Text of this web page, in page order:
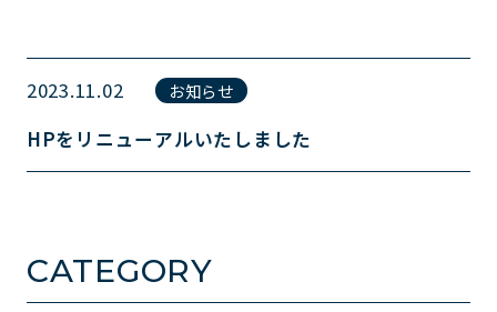
2023.11.02 お知らせ
HPをリニューアルいたしました
CATEGORY